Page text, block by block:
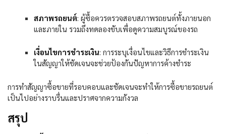
สภาพรถยนต์: ผู้ซื้อควรตรวจสอบสภาพรถยนต์ทั้งภายนอก
และภายใน รวมถึงทดลองขับเพื่อดูความสมบูรณ์ของรถ
เงื่อนไขการชำระเงิน: การระบุเงื่อนไขและวิธีการชำระเงิน
ในสัญญาให้ชัดเจนจะช่วยป้องกันปัญหาการค้างชำระ
การทำสัญญาซื้อขายที่รอบคอบและชัดเจนจะทำให้การซื้อขายรถยนต์
เป็นไปอย่างราบรื่นและปราศจากความกังวล
สรุป